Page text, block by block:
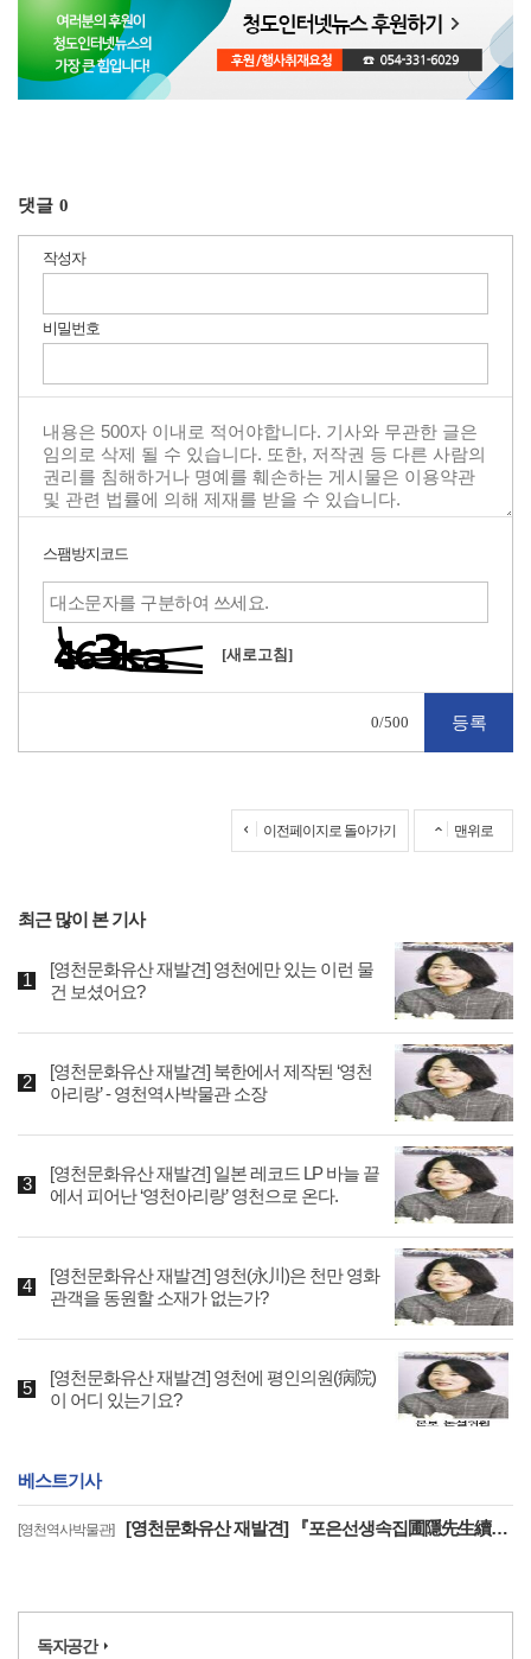
댓글 0
작성자
비밀번호
스팸방지코드
[새로고침]
0/500
이전페이지로 돌아가기 맨위로
최근 많이 본 기사
[영천문화유산 재발견] 영천에만 있는 이런 물
건 보셨어요?
[영천문화유산 재발견] 북한에서 제작된 ‘영천
아리랑’ - 영천역사박물관 소장
[영천문화유산 재발견] 일본 레코드 LP 바늘 끝
에서 피어난 ‘영천아리랑’ 영천으로 온다.
[영천문화유산 재발견] 영천(永川)은 천만 영화
관객을 동원할 소재가 없는가?
[영천문화유산 재발견] 영천에 평인의원(病院)
이 어디 있는기요?
베스트기사
[영천역사박물관] [영천문화유산 재발견] 『포은선생속집圃隱先生續集』은 우리나라에 왜 2책 밖에 없을까? (2)
독자공간